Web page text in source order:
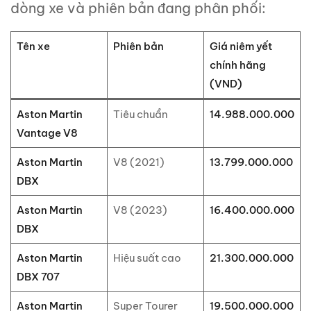
dòng xe và phiên bản đang phân phối:
Tên xe Phiên bản
Giá niêm yết
chính hãng
(VND)
Aston Martin
Vantage V8
Tiêu chuẩn 14.988.000.000
Aston Martin
DBX
V8 (2021) 13.799.000.000
Aston Martin
DBX
V8 (2023) 16.400.000.000
Aston Martin
DBX 707
Hiệu suất cao 21.300.000.000
Aston Martin Super Tourer 19.500.000.000